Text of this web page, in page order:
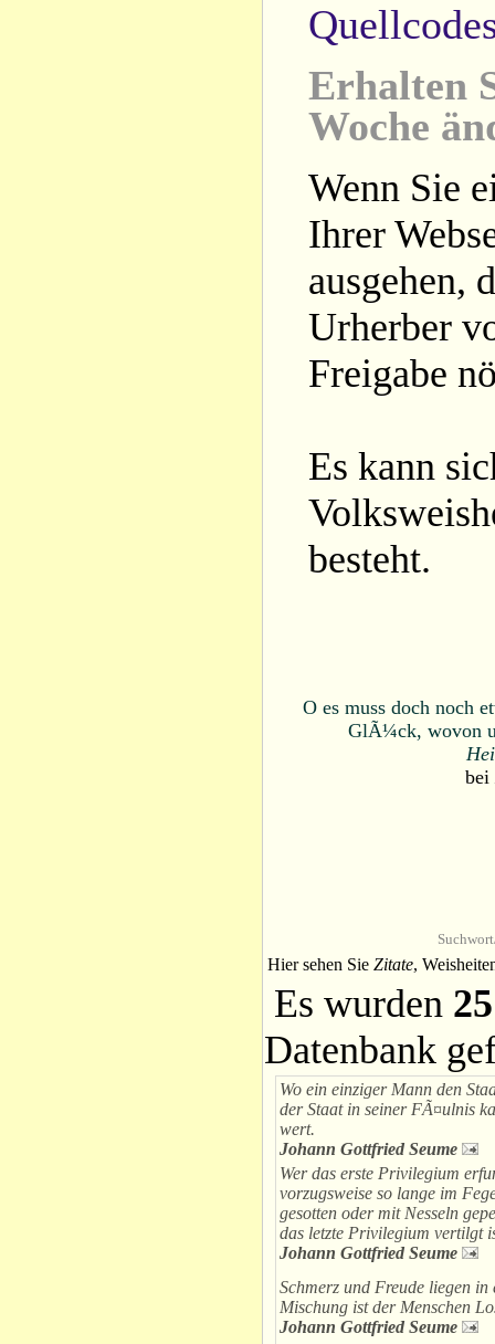
Erhalten
Woche
Wenn Sie
Ihrer
ausgehen,
Urherber
Freigabe
Es kann
besteht.
O es muss doch noch
GlÃ¼ck, wovon
bei
Hier sehen Sie Zitate,
Es wurden 25
Datenbank
Wo ein einziger Mann den
der Staat in seiner FÃ¤ulnis
wert.
Johann Gottfried Seume
Wer das erste Privilegium
vorzugsweise so lange im
gesotten oder mit Nesseln
das letzte Privilegium vertilgt
Johann Gottfried Seume
Schmerz und Freude liegen in
Mischung ist der Menschen
Johann Gottfried Seume